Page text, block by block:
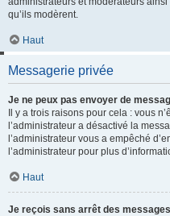
qu’ils modèrent.
Haut
Messagerie privée
Je ne peux pas envoyer de
Il y a trois raisons pour cela : vous
l’administrateur a désactivé la
l’administrateur vous a empêché
l’administrateur pour plus
Haut
Je reçois sans arrêt des